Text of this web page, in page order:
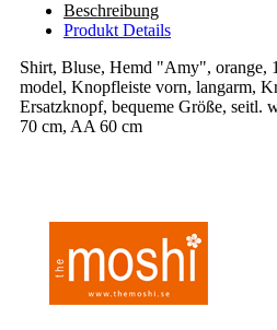
Beschreibung
Produkt Details
Shirt, Bluse, Hemd "Amy", orange,
model, Knopfleiste vorn, langarm,
Ersatzknopf, bequeme Größe, seitl.
70 cm, AA 60 cm